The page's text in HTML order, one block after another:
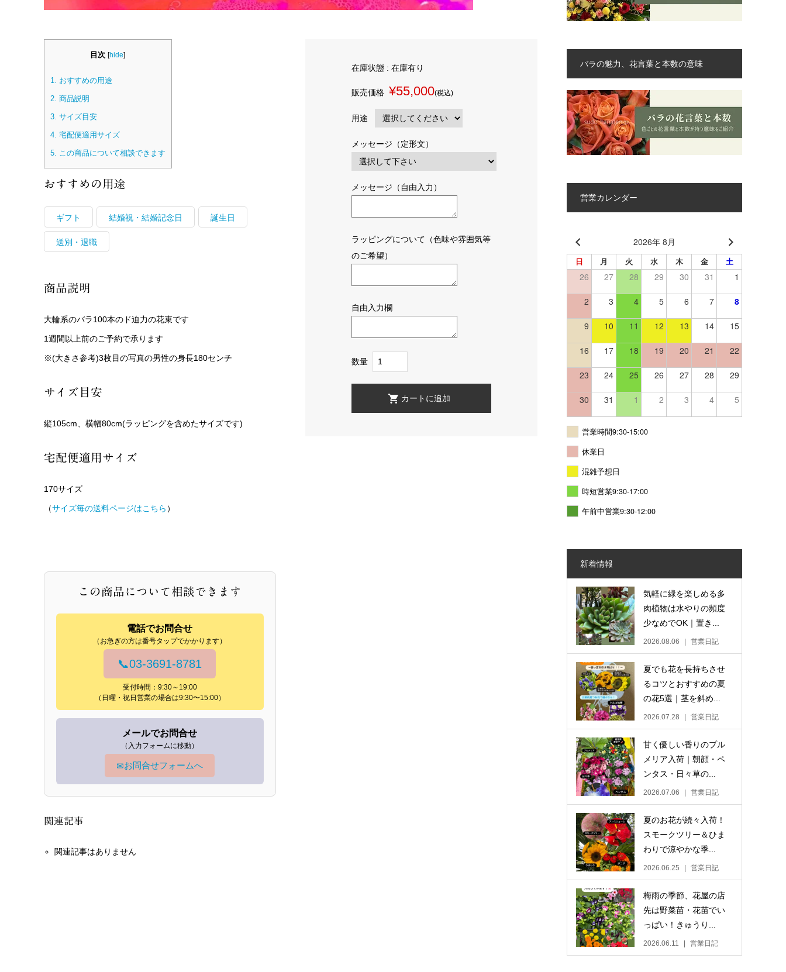
目次 [hide]
1. おすすめの用途
2. 商品説明
3. サイズ目安
4. 宅配便適用サイズ
5. この商品について相談できます
おすすめの用途
ギフト 結婚祝・結婚記念日 誕生日
送別・退職
商品説明
大輪系のバラ100本のド迫力の花束です
1週間以上前のご予約で承ります
※(大きさ参考)3枚目の写真の男性の身長180センチ
サイズ目安
縦105cm、横幅80cm(ラッピングを含めたサイズです)
宅配便適用サイズ
170サイズ
（サイズ毎の送料ページはこちら ）
この商品について相談できます
電話でお問合せ
（お急ぎの方は番号タップでかかります）
📞03-3691-8781
受付時間：9:30～19:00
（日曜・祝日営業の場合は9:30〜15:00）
メールでお問合せ
（入力フォームに移動）
✉お問合せフォームへ
関連記事
関連記事はありません
在庫状態 : 在庫有り
販売価格 ¥55,000(税込)
用途
メッセージ（定形文）
メッセージ（自由入力）
ラッピングについて（色味や雰囲気等
のご希望）
自由入力欄
数量
バラの魅力、花言葉と本数の意味
営業カレンダー
2026年 8月
日 月 火 水 木 金 土
26 27 28 29 30 31 1
2 3 4 5 6 7 8
9 10 11 12 13 14 15
16 17 18 19 20 21 22
23 24 25 26 27 28 29
30 31 1 2 3 4 5
営業時間9:30-15:00
休業日
混雑予想日
時短営業9:30-17:00
午前中営業9:30-12:00
新着情報
気軽に緑を楽しめる多
肉植物は水やりの頻度
少なめでOK｜置き...
2026.08.06 営業日記
夏でも花を長持ちさせ
るコツとおすすめの夏
の花5選｜茎を斜め...
2026.07.28 営業日記
甘く優しい香りのプル
メリア入荷｜朝顔・ペ
ンタス・日々草の...
2026.07.06 営業日記
夏のお花が続々入荷！
スモークツリー＆ひま
わりで涼やかな季...
2026.06.25 営業日記
梅雨の季節、花屋の店
先は野菜苗・花苗でい
っぱい！きゅうり...
2026.06.11 営業日記